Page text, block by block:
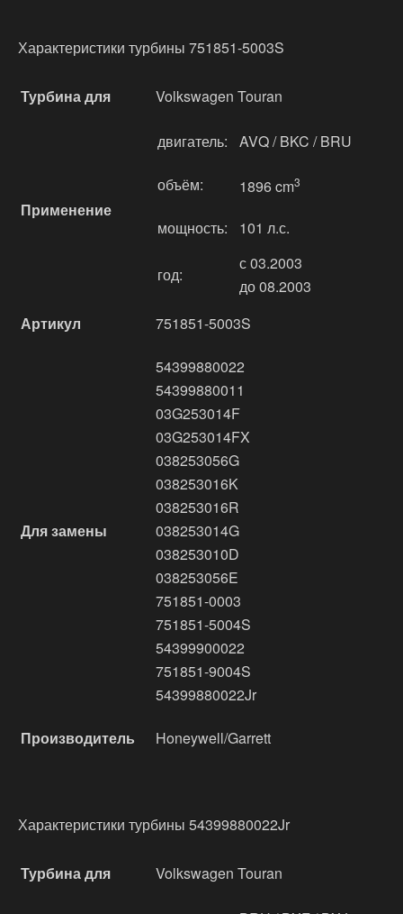
Характеристики турбины 751851-5003S
Турбина для Volkswagen Touran
Применение
двигатель: AVQ / BKC / BRU
объём: 1896 cm3
мощность: 101 л.с.
год:
с 03.2003
до 08.2003
Артикул
751851-5003S
Для замены
54399880022
54399880011
03G253014F
03G253014FX
038253056G
038253016K
038253016R
038253014G
038253010D
038253056E
751851-0003
751851-5004S
54399900022
751851-9004S
54399880022Jr
Производитель Honeywell/Garrett
Характеристики турбины 54399880022Jr
Турбина для Volkswagen Touran